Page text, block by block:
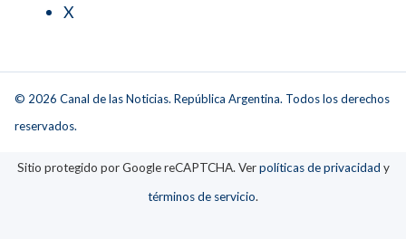
X
© 2026 Canal de las Noticias. República Argentina. Todos los derechos
reservados.
Sitio protegido por Google reCAPTCHA. Verpolíticas de privacidad y
términos de servicio.